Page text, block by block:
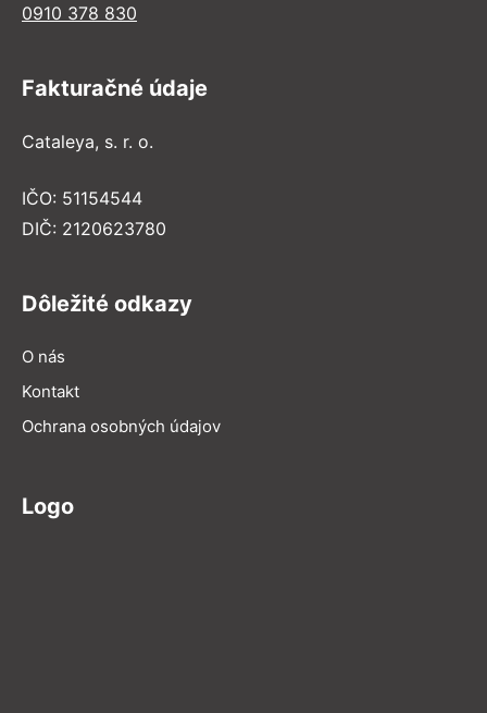
0910 378 830
Fakturačné údaje
Cataleya, s. r. o.
IČO: 51154544
DIČ: 2120623780
Dôležité odkazy
O nás
Kontakt
Ochrana osobných údajov
Logo